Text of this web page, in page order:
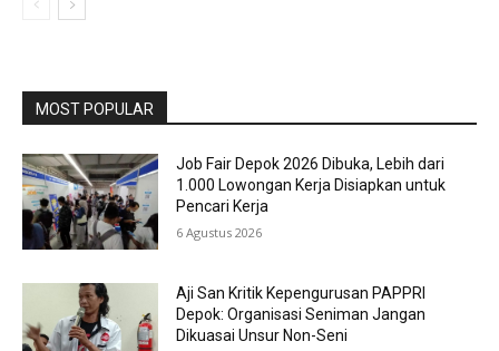
MOST POPULAR
Job Fair Depok 2026 Dibuka, Lebih dari
1.000 Lowongan Kerja Disiapkan untuk
Pencari Kerja
6 Agustus 2026
Aji San Kritik Kepengurusan PAPPRI
Depok: Organisasi Seniman Jangan
Dikuasai Unsur Non-Seni